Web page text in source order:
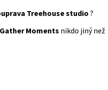
Treehouse studio ?
Moments nikdo jiný než